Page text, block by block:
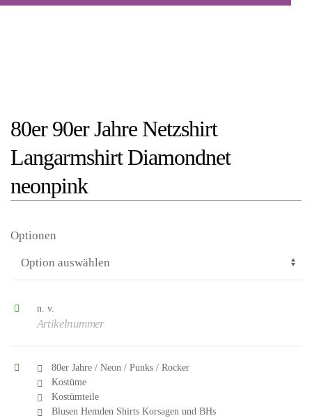
80er 90er Jahre Netzshirt
Langarmshirt Diamondnet
neonpink
Optionen
n. v.
Artikelnummer
80er Jahre / Neon / Punks / Rocker
Kostüme
Kostümteile
Blusen Hemden Shirts Korsagen und BHs